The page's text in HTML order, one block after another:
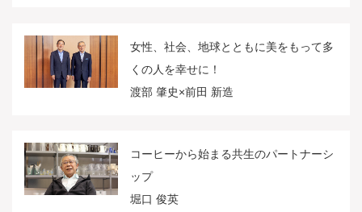
女性、社会、地球とともに美をもって多
くの人を幸せに！
渡部 肇史×前田 新造
コーヒーから始まる共生のパートナーシ
ップ
堀口 俊英